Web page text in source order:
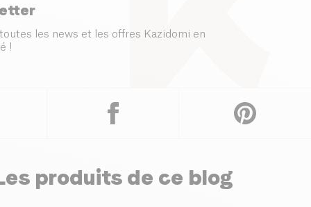
toutes les news et les offres Kazidomi en
!
produits de ce blog